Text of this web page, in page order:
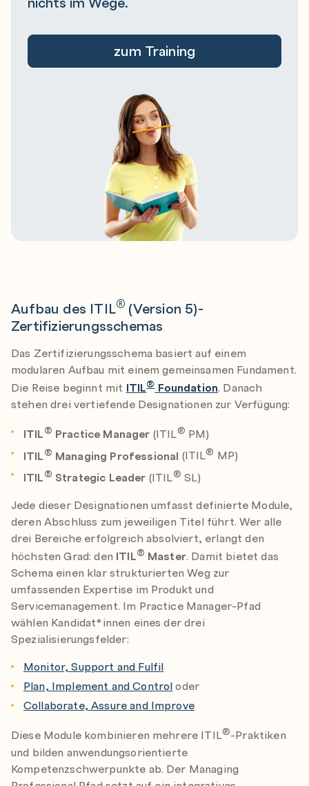
zum Training
Aufbau des ITIL® (Version 5)-
Zertifizierungsschemas
Das Zertifizierungsschema basiert auf einem
modularen Aufbau mit einem gemeinsamen Fundament.
Die Reise beginnt mit ITIL®Foundation. Danach
stehen drei vertiefende Designationen zur Verfügung:
ITIL® Practice Manager (ITIL® PM)
ITIL® Managing Professional (ITIL® MP)
ITIL® Strategic Leader (ITIL® SL)
Jede dieser Designationen umfasst definierte Module,
deren Abschluss zum jeweiligen Titel führt. Wer alle
drei Bereiche erfolgreich absolviert, erlangt den
höchsten Grad: den ITIL® Master. Damit bietet das
Schema einen klar strukturierten Weg zur
umfassenden Expertise im Produkt und
Servicemanagement. Im Practice Manager-Pfad
wählen Kandidat*innen eines der drei
Spezialisierungsfelder:
Monitor, Support and Fulfil
Plan, Implement and Controloder
Collaborate, Assure and Improve
Diese Module kombinieren mehrere ITIL®-Praktiken
und bilden anwendungsorientierte
Kompetenzschwerpunkte ab. Der Managing